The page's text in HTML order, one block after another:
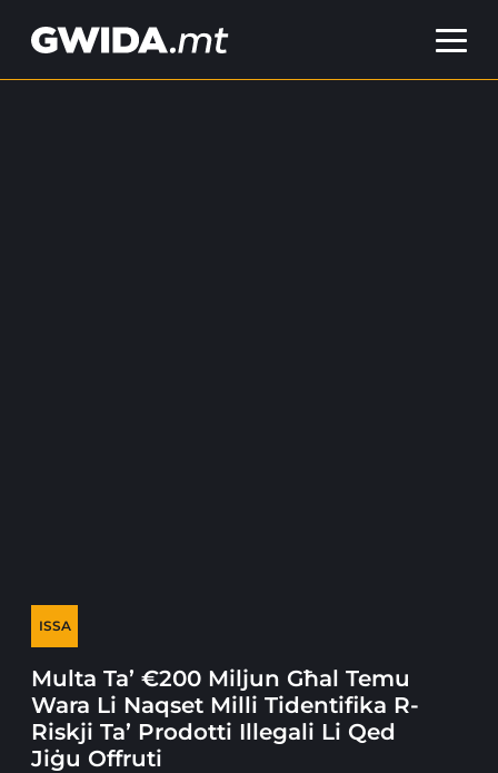
ISSA
Multa Ta’ €200 Miljun Għal Temu
Wara Li Naqset Milli Tidentifika R-
Riskji Ta’ Prodotti Illegali Li Qed
Jiġu Offruti